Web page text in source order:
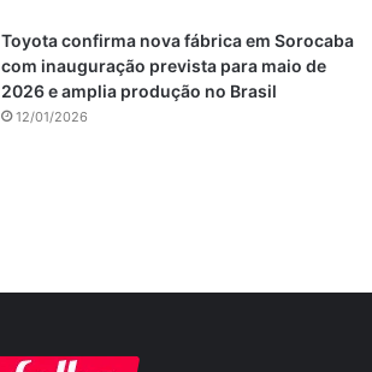
Toyota confirma nova fábrica em Sorocaba
com inauguração prevista para maio de
2026 e amplia produção no Brasil
12/01/2026